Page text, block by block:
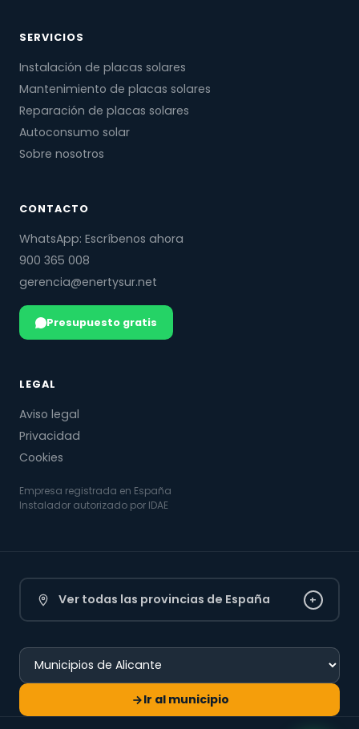
SERVICIOS
Instalación de placas solares
Mantenimiento de placas solares
Reparación de placas solares
Autoconsumo solar
Sobre nosotros
CONTACTO
WhatsApp: Escríbenos ahora
900 365 008
gerencia@enertysur.net
Presupuesto gratis
LEGAL
Aviso legal
Privacidad
Cookies
Empresa registrada en España
Instalador autorizado por IDAE
Ver todas las provincias de España +
Ir al municipio